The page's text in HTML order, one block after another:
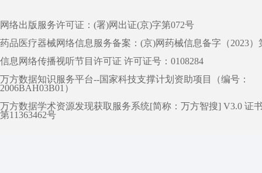
网络出版服务许可证：(署)网出证(京)字第072号
药品医疗器械网络信息服务备案：(京)网药械信息备字（2023）
信息网络传播视听节目许可证 许可证号：0108284
万方数据知识服务平台--国家科技支撑计划资助项目（编号：
2006BAH03B01）
万方数据学术资源发现获取服务系统[简称：万方智搜] V3.0 证
第11363462号